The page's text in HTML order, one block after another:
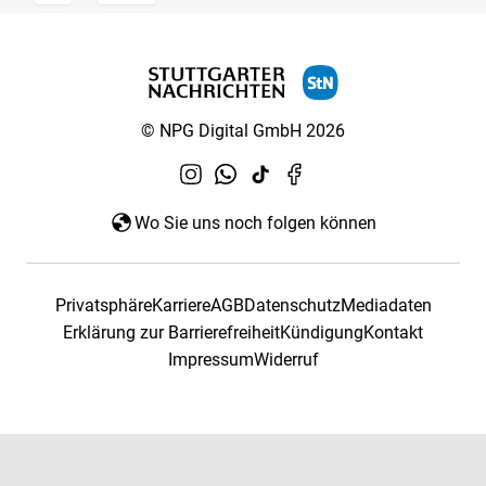
© NPG Digital GmbH 2026
Wo Sie uns noch folgen können
PrivatsphäreKarriereAGBDatenschutzMediadaten
Erklärung zur BarrierefreiheitKündigungKontakt
ImpressumWiderruf